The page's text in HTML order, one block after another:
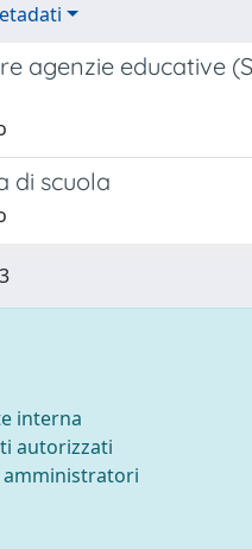
agenzie educative
di scuola
interna
autorizzati